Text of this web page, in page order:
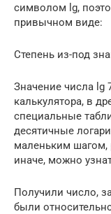
символом lg,
привычном виде:
Степень из-под
Значение числа
калькулятора, в
специальные
десятичные
маленьким шагом,
иначе, можно
Получили число,
были